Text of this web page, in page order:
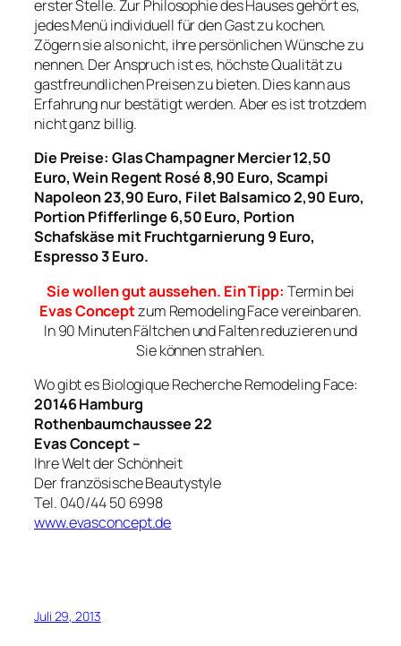
erster Stelle. Zur Philosophie des Hauses gehört es,
jedes Menü individuell für den Gast zu kochen.
Zögern sie also nicht, ihre persönlichen Wünsche zu
nennen. Der Anspruch ist es, höchste Qualität zu
gastfreundlichen Preisen zu bieten. Dies kann aus
Erfahrung nur bestätigt werden. Aber es ist trotzdem
nicht ganz billig.
Die Preise: Glas Champagner Mercier 12,50
Euro, Wein Regent Rosé 8,90 Euro, Scampi
Napoleon 23,90 Euro, Filet Balsamico 2,90 Euro,
Portion Pfifferlinge 6,50 Euro, Portion
Schafskäse mit Fruchtgarnierung 9 Euro,
Espresso 3 Euro.
Sie wollen gut aussehen. Ein Tipp: Termin bei
Evas Conceptzum Remodeling Face vereinbaren.
In 90 Minuten Fältchen und Falten reduzieren und
Sie können strahlen.
Wo gibt es Biologique Recherche Remodeling Face:
20146 Hamburg
Rothenbaumchaussee 22
Evas Concept –
Ihre Welt der Schönheit
Der französische Beautystyle
Tel. 040/44 50 6998
www.evasconcept.de
Juli 29, 2013